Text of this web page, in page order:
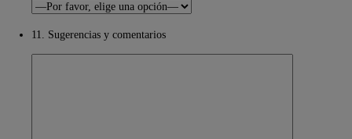
11. Sugerencias y comentarios